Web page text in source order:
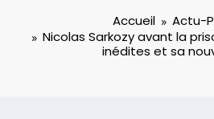
Accueil
Actu-
Nicolas Sarkozy avant la
inédites et sa